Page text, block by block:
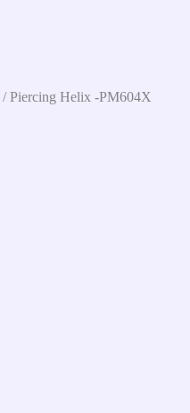
/ Piercing Helix -PM604X